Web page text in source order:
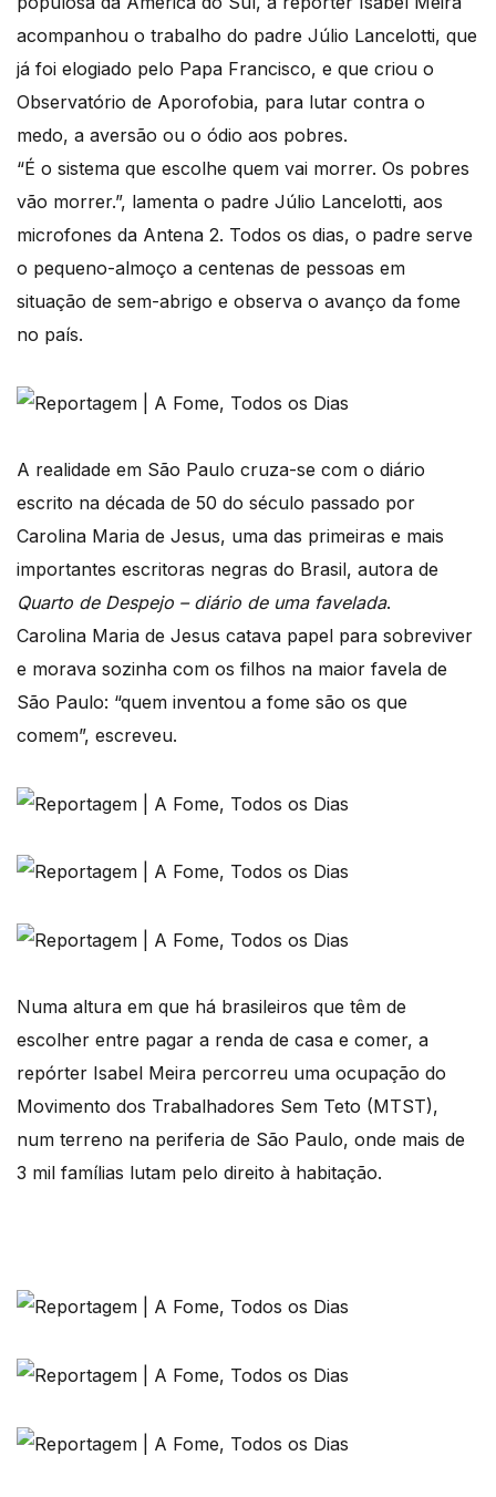
acompanhou o trabalho do padre Júlio Lancelotti, que
já foi elogiado pelo Papa Francisco, e que criou o
Observatório de Aporofobia, para lutar contra o
medo, a aversão ou o ódio aos pobres.
“É o sistema que escolhe quem vai morrer. Os pobres
vão morrer.”, lamenta o padre Júlio Lancelotti, aos
microfones da Antena 2. Todos os dias, o padre serve
o pequeno-almoço a centenas de pessoas em
situação de sem-abrigo e observa o avanço da fome
no país.
A realidade em São Paulo cruza-se com o diário
escrito na década de 50 do século passado por
Carolina Maria de Jesus, uma das primeiras e mais
importantes escritoras negras do Brasil, autora de
Quarto de Despejo – diário de uma favelada.
Carolina Maria de Jesus catava papel para sobreviver
e morava sozinha com os filhos na maior favela de
São Paulo: “quem inventou a fome são os que
comem”, escreveu.
Numa altura em que há brasileiros que têm de
escolher entre pagar a renda de casa e comer, a
repórter Isabel Meira percorreu uma ocupação do
Movimento dos Trabalhadores Sem Teto (MTST),
num terreno na periferia de São Paulo, onde mais de
3 mil famílias lutam pelo direito à habitação.